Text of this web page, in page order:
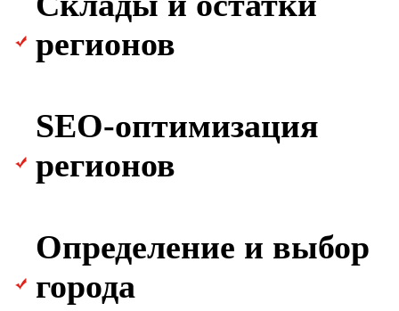
регионов
SEO-оптимизация
регионов
Определение и выбор
города